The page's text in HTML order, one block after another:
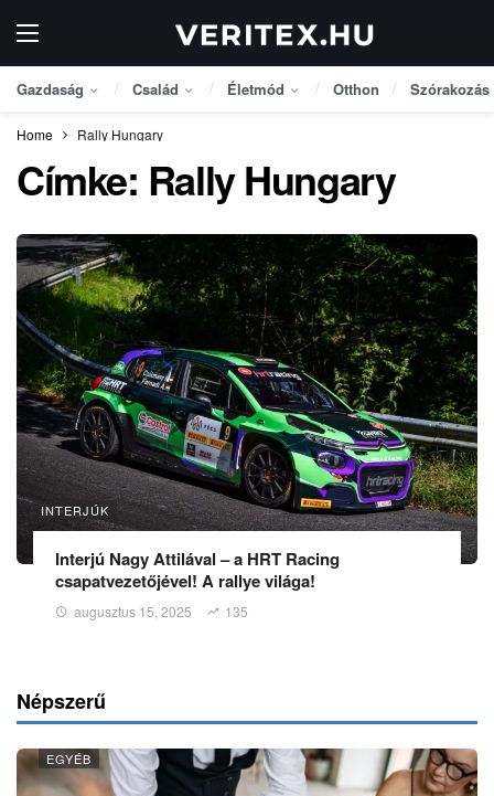
Gazdaság Család Életmód Otthon Szórakozás
Home Rally Hungary
Címke: Rally Hungary
INTERJÚK
Interjú Nagy Attilával – a HRT Racing
csapatvezetőjével! A rallye világa!
augusztus 15, 2025 135
Népszerű
EGYÉB